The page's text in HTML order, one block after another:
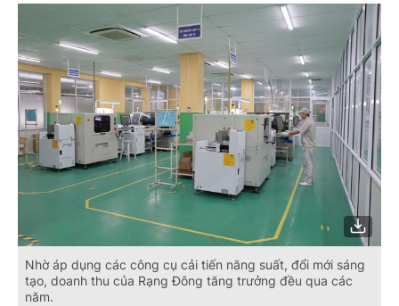
Nhờ áp dụng các công cụ cải tiến năng suất, đổi mới sáng
tạo, doanh thu của Rạng Đông tăng trưởng đều qua các
năm.